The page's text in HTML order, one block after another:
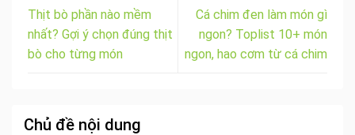
Thịt bò phần nào mềm
nhất? Gợi ý chọn đúng thịt
bò cho từng món
Cá chim đen làm món gì
ngon? Toplist 10+ món
ngon, hao cơm từ cá chim
Chủ đề nội dung